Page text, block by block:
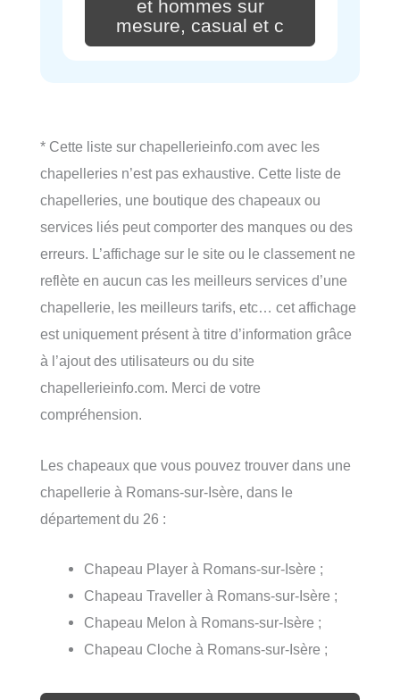
et hommes sur
mesure, casual et c
* Cette liste sur chapellerieinfo.com avec les
chapelleries n’est pas exhaustive. Cette liste de
chapelleries, une boutique des chapeaux ou
services liés peut comporter des manques ou des
erreurs. L’affichage sur le site ou le classement ne
reflète en aucun cas les meilleurs services d’une
chapellerie, les meilleurs tarifs, etc… cet affichage
est uniquement présent à titre d’information grâce
à l’ajout des utilisateurs ou du site
chapellerieinfo.com. Merci de votre
compréhension.
Les chapeaux que vous pouvez trouver dans une
chapellerie à Romans-sur-Isère, dans le
département du 26 :
Chapeau Player à Romans-sur-Isère ;
Chapeau Traveller à Romans-sur-Isère ;
Chapeau Melon à Romans-sur-Isère ;
Chapeau Cloche à Romans-sur-Isère ;